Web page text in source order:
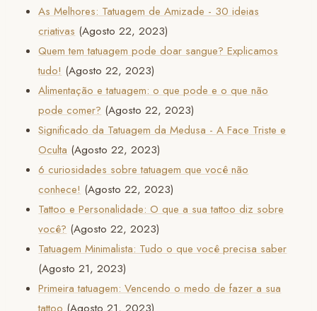
As Melhores: Tatuagem de Amizade - 30 ideias
criativas (Agosto 22, 2023)
Quem tem tatuagem pode doar sangue? Explicamos
tudo! (Agosto 22, 2023)
Alimentação e tatuagem: o que pode e o que não
pode comer? (Agosto 22, 2023)
Significado da Tatuagem da Medusa - A Face Triste e
Oculta (Agosto 22, 2023)
6 curiosidades sobre tatuagem que você não
conhece! (Agosto 22, 2023)
Tattoo e Personalidade: O que a sua tattoo diz sobre
você? (Agosto 22, 2023)
Tatuagem Minimalista: Tudo o que você precisa saber
(Agosto 21, 2023)
Primeira tatuagem: Vencendo o medo de fazer a sua